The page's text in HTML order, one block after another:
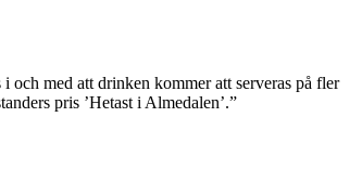
och med att drinken kommer att serveras på fler
pris ’Hetast i Almedalen’.”